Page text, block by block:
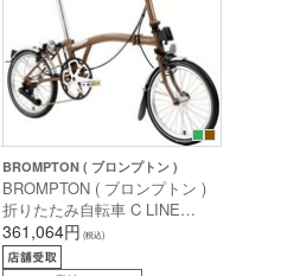
BROMPTON ( ブロンプトン )
BROMPTON ( ブロンプトン )
折りたたみ自転車 C LINE
CLASSIC EDITION ( Cライン
クラシック エディション ) ウ
361,064円 (税込)